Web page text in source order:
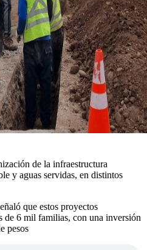
de la infraestructura
y aguas servidas, en distintos
que estos proyectos
de 6 mil familias, con una inversión
pesos